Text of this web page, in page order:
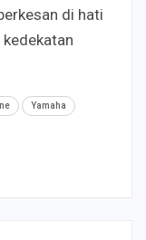
di hati
Yamaha